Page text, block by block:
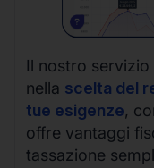
Il nostro
nella scelta del
tue esigenze,
offre vantaggi
tassazione